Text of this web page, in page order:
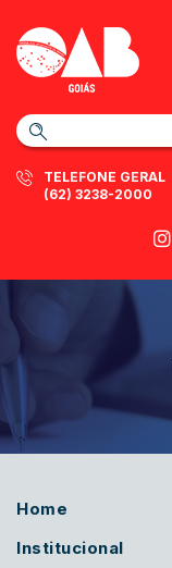
TELEFONE GERAL
(62) 3238-2000
Home
Institucional